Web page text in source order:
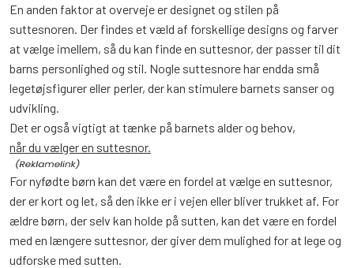
En anden faktor at overveje er designet og stilen på
suttesnoren. Der findes et væld af forskellige designs og farver
at vælge imellem, så du kan finde en suttesnor, der passer til dit
barns personlighed og stil. Nogle suttesnore har endda små
legetøjsfigurer eller perler, der kan stimulere barnets sanser og
udvikling.
Det er også vigtigt at tænke på barnets alder og behov,
når du vælger en suttesnor.
For nyfødte børn kan det være en fordel at vælge en suttesnor,
der er kort og let, så den ikke er i vejen eller bliver trukket af. For
ældre børn, der selv kan holde på sutten, kan det være en fordel
med en længere suttesnor, der giver dem mulighed for at lege og
udforske med sutten.